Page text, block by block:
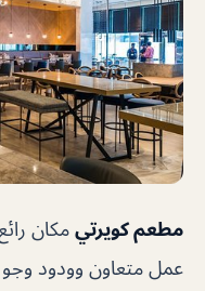
مطعم كويرتي مكان
عمل متعاون وودود وجو